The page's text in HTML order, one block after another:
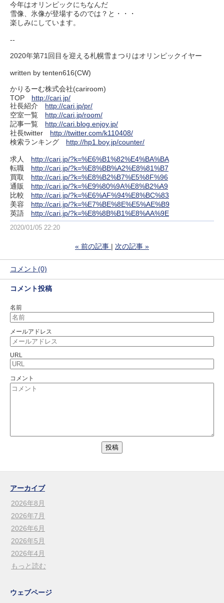
今年はオリンピックにちなんだ
雪像、氷像が登場するのでは？と・・・
楽しみにしています。
--
2020年第71回目を迎える札幌雪まつりはオリンピックイヤー
written by tenten616(CW)
かりるーむ株式会社(cariroom)
TOP http://cari.jp/
社長紹介 http://cari.jp/pr/
空室一覧 http://cari.jp/room/
記事一覧 http://cari.blog.enjoy.jp/
社長twitter http://twitter.com/k110408/
検索ランキング http://hp1.boy.jp/counter/
求人 http://cari.jp/?k=%E6%B1%82%E4%BA%BA
転職 http://cari.jp/?k=%E8%BB%A2%E8%81%B7
買取 http://cari.jp/?k=%E8%B2%B7%E5%8F%96
通販 http://cari.jp/?k=%E9%80%9A%E8%B2%A9
比較 http://cari.jp/?k=%E6%AF%94%E8%BC%83
美容 http://cari.jp/?k=%E7%BE%8E%E5%AE%B9
英語 http://cari.jp/?k=%E8%8B%B1%E8%AA%9E
2020/01/05 22:20
« 前の記事 次の記事 »
コメント(0)
コメント投稿
名前
メールアドレス
URL
コメント
アーカイブ
2026年8月
2026年7月
2026年6月
2026年5月
2026年4月
もっと読む
ウェブページ